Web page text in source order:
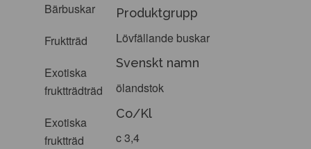
Bärbuskar
Fruktträd
Exotiska
fruktträdträd
Exotiska
fruktträd
Produktgrupp
Lövfällande buskar
Svenskt namn
ölandstok
Co/Kl
c 3,4